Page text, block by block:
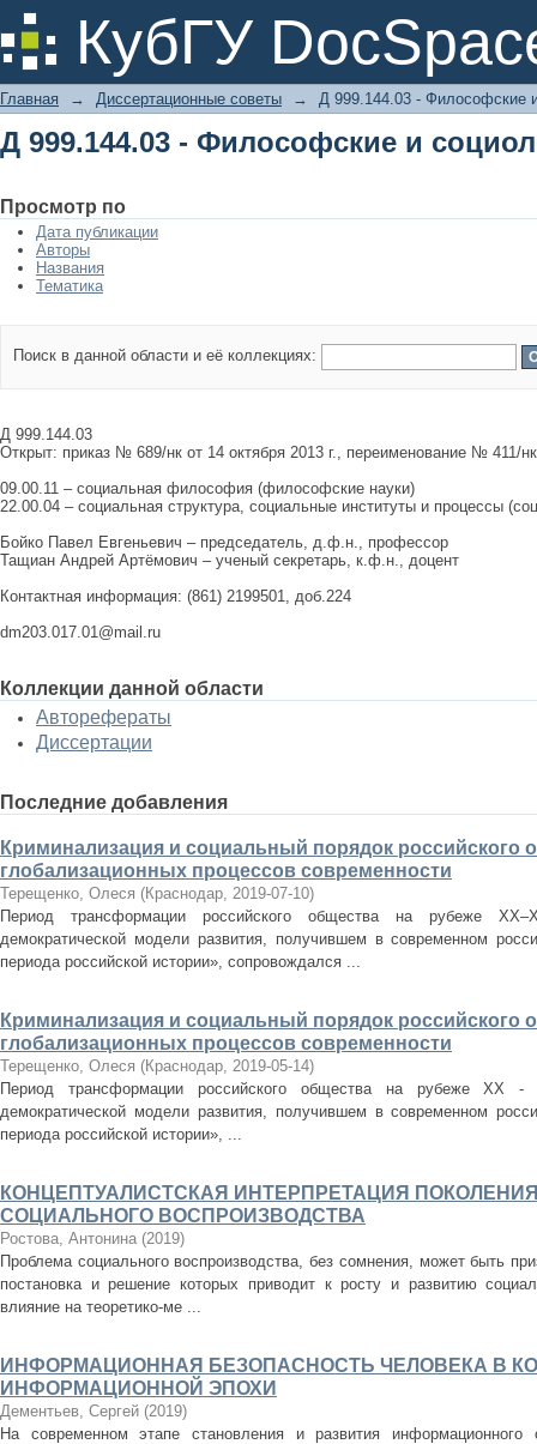
КубГУ
Д 999.144.03 - Философские и
Главная → Диссертационные советы → Д 999.144.03 - Философские
Д 999.144.03 - Философские и
Просмотр по
Дата публикации
Авторы
Названия
Тематика
Поиск в данной области и её коллекциях:
Д 999.144.03
Открыт: приказ № 689/нк от 14 октября 2013 г., переименование № 411/
09.00.11 – социальная философия (философские науки)
22.00.04 – социальная структура, социальные институты и процессы
Бойко Павел Евгеньевич – председатель, д.ф.н., профессор
Тащиан Андрей Артёмович – ученый секретарь, к.ф.н., доцент
Контактная информация: (861) 2199501, доб.224
dm203.017.01@mail.ru
Коллекции данной области
Авторефераты
Диссертации
Последние добавления
Криминализация и социальный порядок российского
глобализационных процессов современности
Терещенко, Олеся (Краснодар, 2019-07-10)
Период трансформации российского общества на рубеже
демократической модели развития, получившем в современном
периода российской истории», сопровождался ...
Криминализация и социальный порядок российского
глобализационных процессов современности
Терещенко, Олеся (Краснодар, 2019-05-14)
Период трансформации российского общества на рубеже ХХ -
демократической модели развития, получившем в современном
периода российской истории», ...
КОНЦЕПТУАЛИСТСКАЯ ИНТЕРПРЕТАЦИЯ
СОЦИАЛЬНОГО ВОСПРОИЗВОДСТВА
Ростова, Антонина (2019)
Проблема социального воспроизводства, без сомнения, может быть
постановка и решение которых приводит к росту и развитию
влияние на теоретико-ме ...
ИНФОРМАЦИОННАЯ БЕЗОПАСНОСТЬ ЧЕЛОВЕКА В
ИНФОРМАЦИОННОЙ ЭПОХИ
Дементьев, Сергей (2019)
На современном этапе становления и развития информационного